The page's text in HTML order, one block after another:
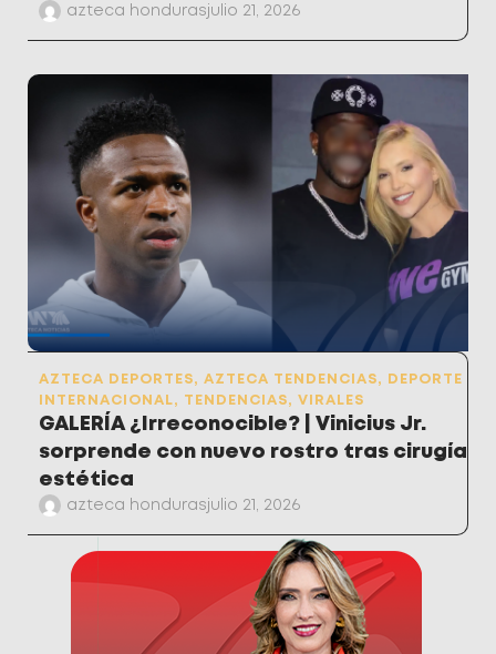
azteca hondurasjulio 21, 2026
AZTECA DEPORTES, AZTECA TENDENCIAS,
DEPORTE
INTERNACIONAL, TENDENCIAS, VIRALES
GALERÍA ¿Irreconocible? | Vinicius Jr.
sorprende con nuevo rostro tras cirugía
estética
azteca hondurasjulio 21, 2026